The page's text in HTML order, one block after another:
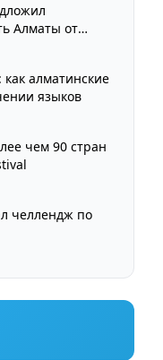
Алматы от
алматинские
языков
чем 90 стран
челлендж по